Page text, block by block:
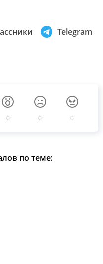
Telegram
0 0 0
по теме: